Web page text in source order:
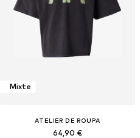
Mixte
ATELIER DE ROUPA
64,90 €